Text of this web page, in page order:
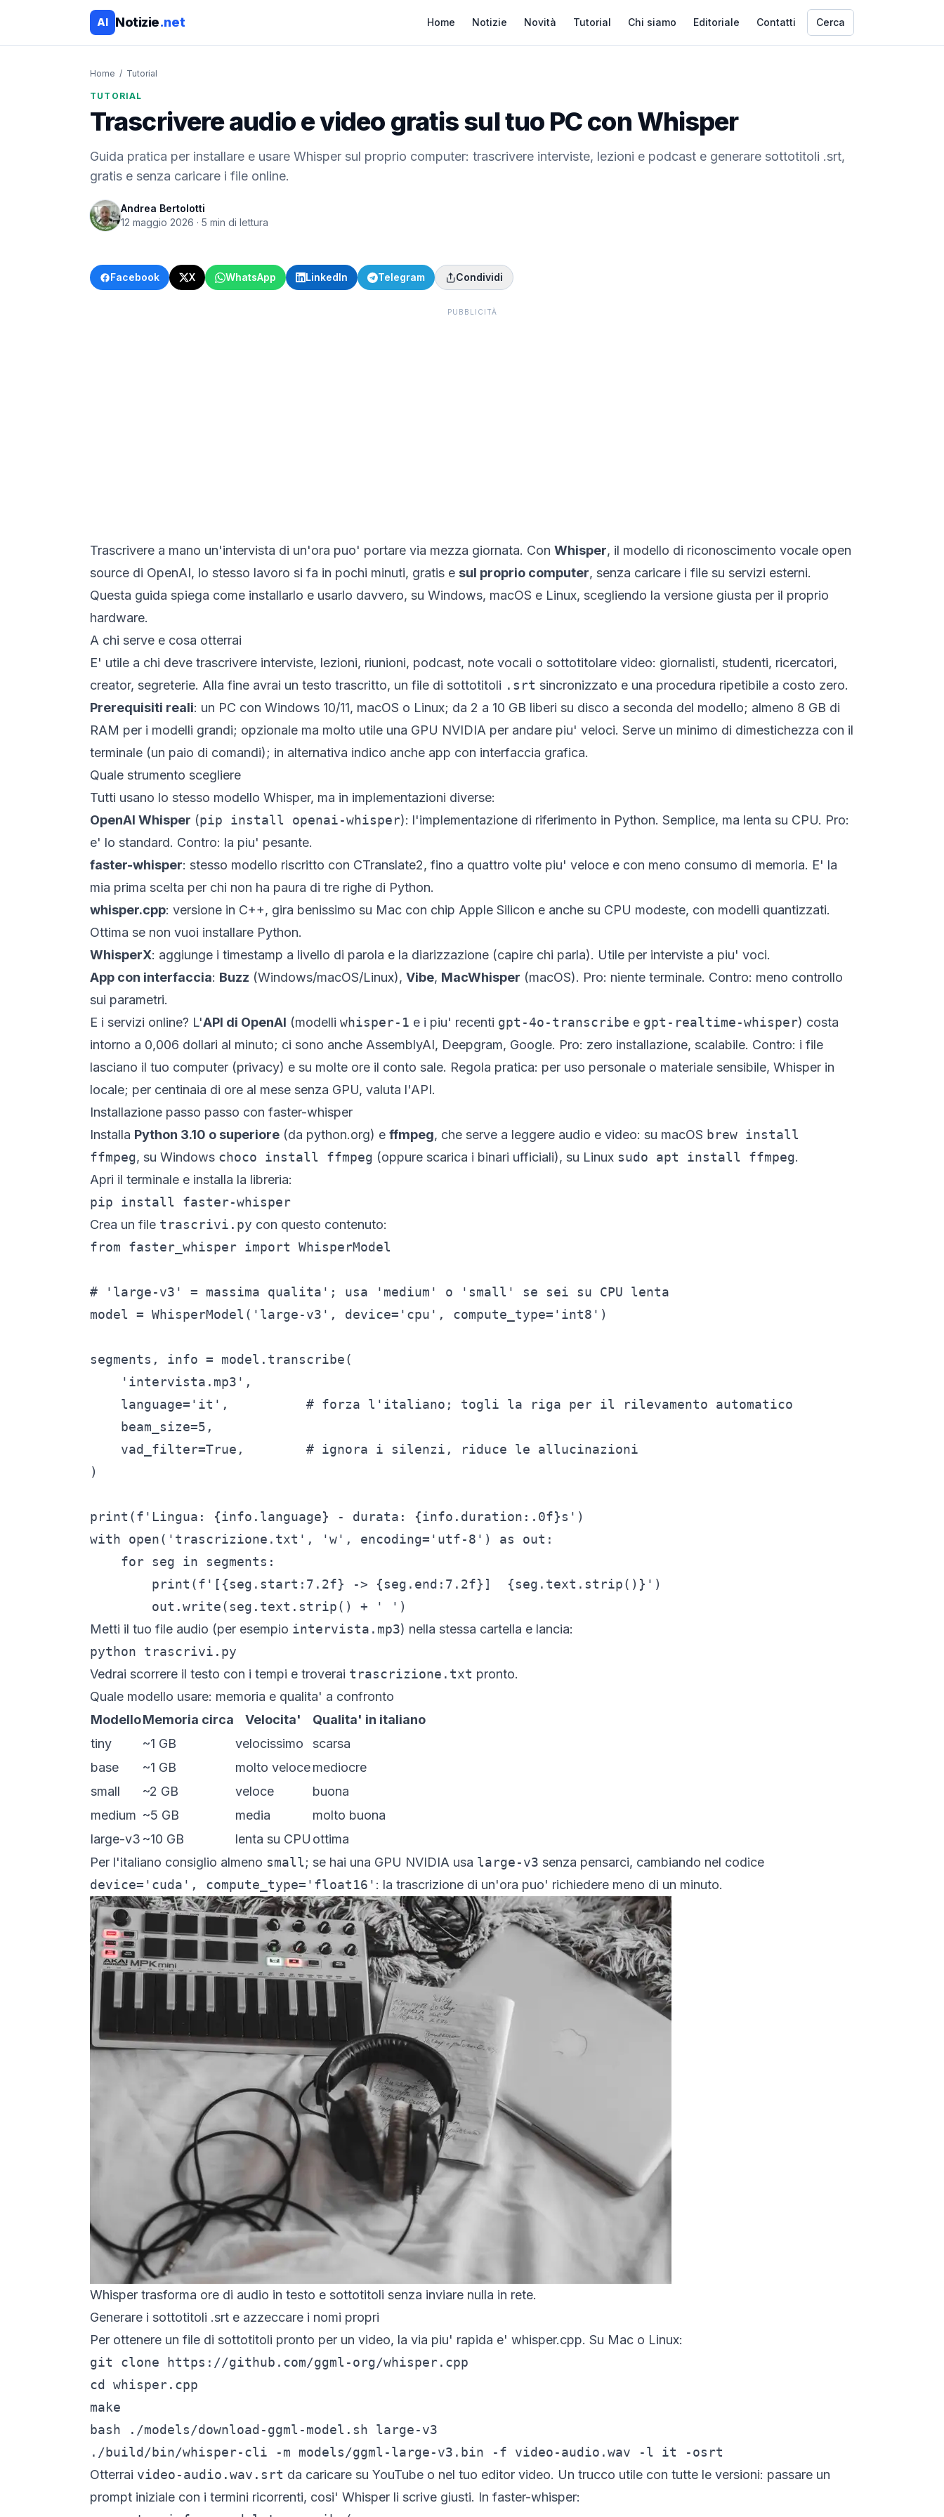
AI Notizie.net Home Notizie Novità Tutorial Chi siamo Editoriale Contatti Cerca
Home / Tutorial
TUTORIAL
Trascrivere audio e video gratis sul tuo PC con Whisper
Guida pratica per installare e usare Whisper sul proprio computer: trascrivere interviste, lezioni e podcast e generare sottotitoli .srt,
gratis e senza caricare i file online.
Andrea Bertolotti
12 maggio 2026 · 5 min di lettura
Facebook X WhatsApp LinkedIn Telegram Condividi
PUBBLICITÀ
Trascrivere a mano un'intervista di un'ora puo' portare via mezza giornata. Con Whisper, il modello di riconoscimento vocale open
source di OpenAI, lo stesso lavoro si fa in pochi minuti, gratis e sul proprio computer, senza caricare i file su servizi esterni.
Questa guida spiega come installarlo e usarlo davvero, su Windows, macOS e Linux, scegliendo la versione giusta per il proprio
hardware.
A chi serve e cosa otterrai
E' utile a chi deve trascrivere interviste, lezioni, riunioni, podcast, note vocali o sottotitolare video: giornalisti, studenti, ricercatori,
creator, segreterie. Alla fine avrai un testo trascritto, un file di sottotitoli .srt sincronizzato e una procedura ripetibile a costo zero.
Prerequisiti reali: un PC con Windows 10/11, macOS o Linux; da 2 a 10 GB liberi su disco a seconda del modello; almeno 8 GB di
RAM per i modelli grandi; opzionale ma molto utile una GPU NVIDIA per andare piu' veloci. Serve un minimo di dimestichezza con il
terminale (un paio di comandi); in alternativa indico anche app con interfaccia grafica.
Quale strumento scegliere
Tutti usano lo stesso modello Whisper, ma in implementazioni diverse:
OpenAI Whisper (pip install openai-whisper): l'implementazione di riferimento in Python. Semplice, ma lenta su CPU. Pro:
e' lo standard. Contro: la piu' pesante.
faster-whisper: stesso modello riscritto con CTranslate2, fino a quattro volte piu' veloce e con meno consumo di memoria. E' la
mia prima scelta per chi non ha paura di tre righe di Python.
whisper.cpp: versione in C++, gira benissimo su Mac con chip Apple Silicon e anche su CPU modeste, con modelli quantizzati.
Ottima se non vuoi installare Python.
WhisperX: aggiunge i timestamp a livello di parola e la diarizzazione (capire chi parla). Utile per interviste a piu' voci.
App con interfaccia: Buzz (Windows/macOS/Linux), Vibe, MacWhisper (macOS). Pro: niente terminale. Contro: meno controllo
sui parametri.
E i servizi online? L'API di OpenAI (modelli whisper-1 e i piu' recenti gpt-4o-transcribe e gpt-realtime-whisper) costa
intorno a 0,006 dollari al minuto; ci sono anche AssemblyAI, Deepgram, Google. Pro: zero installazione, scalabile. Contro: i file
lasciano il tuo computer (privacy) e su molte ore il conto sale. Regola pratica: per uso personale o materiale sensibile, Whisper in
locale; per centinaia di ore al mese senza GPU, valuta l'API.
Installazione passo passo con faster-whisper
Installa Python 3.10 o superiore (da python.org) e ffmpeg, che serve a leggere audio e video: su macOS brew install
ffmpeg, su Windows choco install ffmpeg (oppure scarica i binari ufficiali), su Linux sudo apt install ffmpeg.
Apri il terminale e installa la libreria:
pip install faster-whisper
Crea un file trascrivi.py con questo contenuto:
from faster_whisper import WhisperModel
# 'large-v3' = massima qualita'; usa 'medium' o 'small' se sei su CPU lenta
model = WhisperModel('large-v3', device='cpu', compute_type='int8')
segments, info = model.transcribe(
    'intervista.mp3',
    language='it',          # forza l'italiano; togli la riga per il rilevamento automatico
    beam_size=5,
    vad_filter=True,        # ignora i silenzi, riduce le allucinazioni
)
print(f'Lingua: {info.language} - durata: {info.duration:.0f}s')
with open('trascrizione.txt', 'w', encoding='utf-8') as out:
    for seg in segments:
        print(f'[{seg.start:7.2f} -> {seg.end:7.2f}]  {seg.text.strip()}')
        out.write(seg.text.strip() + ' ')
Metti il tuo file audio (per esempio intervista.mp3) nella stessa cartella e lancia:
python trascrivi.py
Vedrai scorrere il testo con i tempi e troverai trascrizione.txt pronto.
Quale modello usare: memoria e qualita' a confronto
ModelloMemoria circa Velocita'
Qualita' in italiano
tiny
~1 GB velocissimo
scarsa
base
~1 GB molto velocemediocre
small
~2 GB veloce
buona
medium ~5 GB media
molto buona
large-v3 ~10 GB lenta su CPU ottima
Per l'italiano consiglio almeno small; se hai una GPU NVIDIA usa large-v3 senza pensarci, cambiando nel codice
device='cuda', compute_type='float16' : la trascrizione di un'ora puo' richiedere meno di un minuto.
Whisper trasforma ore di audio in testo e sottotitoli senza inviare nulla in rete.
Generare i sottotitoli .srt e azzeccare i nomi propri
Per ottenere un file di sottotitoli pronto per un video, la via piu' rapida e' whisper.cpp. Su Mac o Linux:
git clone https://github.com/ggml-org/whisper.cpp
cd whisper.cpp
make
bash ./models/download-ggml-model.sh large-v3
./build/bin/whisper-cli -m models/ggml-large-v3.bin -f video-audio.wav -l it -osrt
Otterrai video-audio.wav.srt da caricare su YouTube o nel tuo editor video. Un trucco utile con tutte le versioni: passare un
prompt iniziale con i termini ricorrenti, cosi' Whisper li scrive giusti. In faster-whisper: